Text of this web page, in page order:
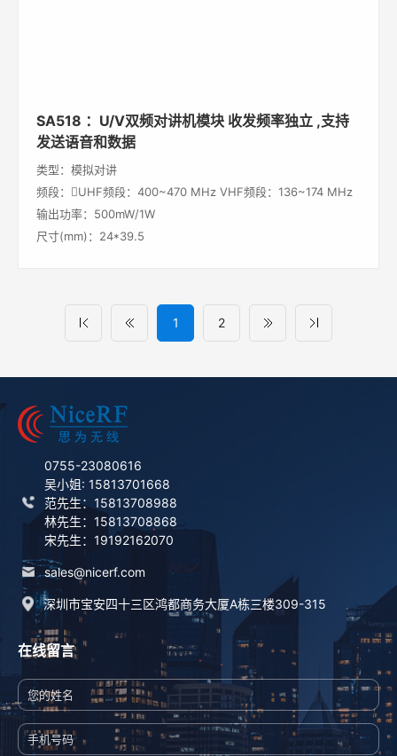
SA518 ：U/V双频对讲机模块 收发频率独立 ,支持
发送语音和数据
类型：模拟对讲
频段：UHF频段：400~470 MHz VHF频段：136~174 MHz
输出功率：500mW/1W
尺寸(mm)：24*39.5
1 2
0755-23080616
吴小姐: 15813701668
范先生：15813708988
林先生：15813708868
宋先生：19192162070
sales@nicerf.com
深圳市宝安四十三区鸿都商务大厦A栋三楼309-315
在线留言